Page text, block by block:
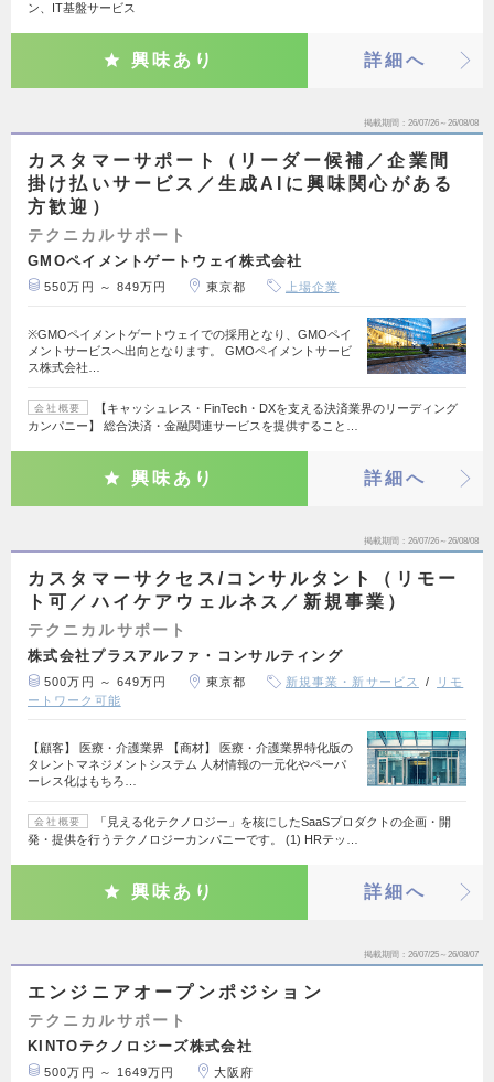
ン、IT基盤サービス
興味あり 詳細へ
掲載期間 26/07/26～26/08/08
カスタマーサポート（リーダー候補／企業間
掛け払いサービス／生成AIに興味関心がある
方歓迎）
テクニカルサポート
GMOペイメントゲートウェイ株式会社
550万円 ～ 849万円 東京都 上場企業
※GMOペイメントゲートウェイでの採用となり、GMOペイ
メントサービスへ出向となります。 GMOペイメントサービ
ス株式会社…
会社概要
【キャッシュレス・FinTech・DXを支える決済業界のリーディング
カンパニー】 総合決済・金融関連サービスを提供すること…
興味あり 詳細へ
掲載期間 26/07/26～26/08/08
カスタマーサクセス/コンサルタント（リモー
ト可／ハイケアウェルネス／新規事業）
テクニカルサポート
株式会社プラスアルファ・コンサルティング
500万円 ～ 649万円 東京都 新規事業・新サービス
リモ
ートワーク可能
【顧客】 医療・介護業界 【商材】 医療・介護業界特化版の
タレントマネジメントシステム 人材情報の一元化やペーパ
ーレス化はもちろ…
会社概要
「見える化テクノロジー」を核にしたSaaSプロダクトの企画・開
発・提供を行うテクノロジーカンパニーです。 (1) HRテッ…
興味あり 詳細へ
掲載期間 26/07/25～26/08/07
エンジニアオープンポジション
テクニカルサポート
KINTOテクノロジーズ株式会社
500万円 ～ 1649万円 大阪府